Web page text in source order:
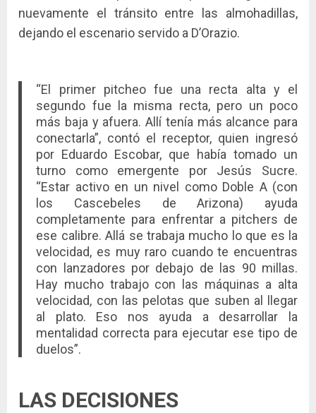
nuevamente el tránsito entre las almohadillas,
dejando el escenario servido a D’Orazio.
“El primer pitcheo fue una recta alta y el
segundo fue la misma recta, pero un poco
más baja y afuera. Allí tenía más alcance para
conectarla”, contó el receptor, quien ingresó
por Eduardo Escobar, que había tomado un
turno como emergente por Jesús Sucre.
“Estar activo en un nivel como Doble A (con
los Cascebeles de Arizona) ayuda
completamente para enfrentar a pitchers de
ese calibre. Allá se trabaja mucho lo que es la
velocidad, es muy raro cuando te encuentras
con lanzadores por debajo de las 90 millas.
Hay mucho trabajo con las máquinas a alta
velocidad, con las pelotas que suben al llegar
al plato. Eso nos ayuda a desarrollar la
mentalidad correcta para ejecutar ese tipo de
duelos”.
LAS DECISIONES